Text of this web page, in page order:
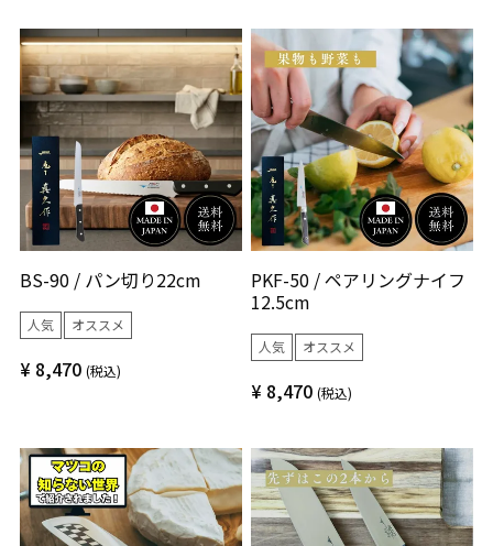
BS-90 / パン切り22cm
人気 オススメ
¥ 8,470 税込
PKF-50 / ペアリングナイフ
12.5cm
人気 オススメ
¥ 8,470 税込